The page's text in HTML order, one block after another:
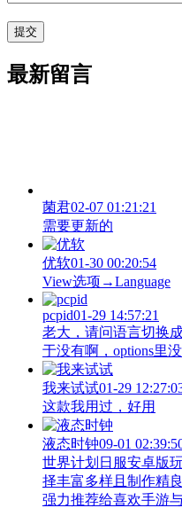
最新留言
菌君02-07 01:21:21
需要更新的
优软01-30 00:20:54
View‌选项→Language
pcpid01-29 14:57:21
老大，请问语言切换
于没有啊，options里
我来试试01-29
这款我用过，好用
液态时钟09-01
世界计划日服安卓版
择丰富多样且制作精
强力推荐给喜欢手游